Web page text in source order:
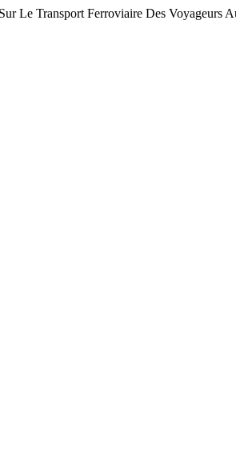
Transport Ferroviaire Des Voyageurs